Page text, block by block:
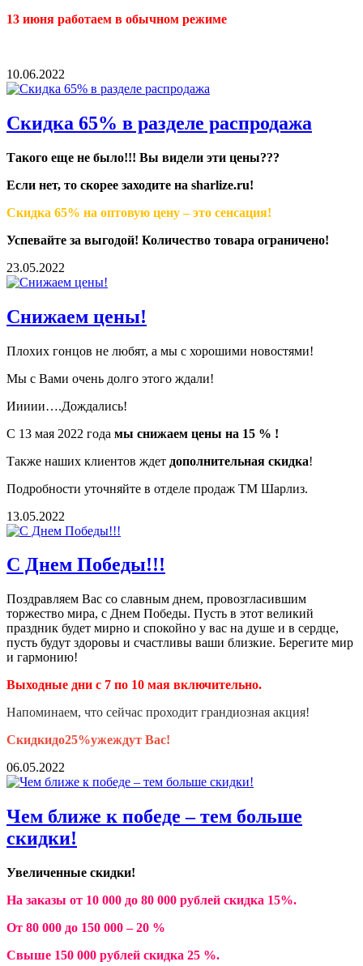
13 июня работаем в обычном режиме
10.06.2022
Скидка 65% в разделе распродажа
Такого еще не было!!! Вы видели эти цены???
Если нет, то скорее заходите на sharlize.ru!
Скидка 65% на оптовую цену – это сенсация!
Успевайте за выгодой! Количество товара ограничено!
23.05.2022
Снижаем цены!
Плохих гонцов не любят, а мы с хорошими новостями!
Мы с Вами очень долго этого ждали!
Иииии….Дождались!
С 13 мая 2022 года мы снижаем цены на 15 % !
Также наших клиентов ждет дополнительная скидка!
Подробности уточняйте в отделе продаж ТМ Шарлиз.
13.05.2022
С Днем Победы!!!
Поздравляем Вас со славным днем, провозгласившим
торжество мира, с Днем Победы. Пусть в этот великий
праздник будет мирно и спокойно у вас на душе и в сердце,
пусть будут здоровы и счастливы ваши близкие. Берегите мир
и гармонию!
Выходные дни с 7 по 10 мая включительно.
Напоминаем, что сейчас проходит грандиозная акция!
Скидкидо25%ужеждут Вас!
06.05.2022
Чем ближе к победе – тем больше
скидки!
Увеличенные скидки!
На заказы от 10 000 до 80 000 рублей скидка 15%.
От 80 000 до 150 000 – 20 %
Свыше 150 000 рублей скидка 25 %.